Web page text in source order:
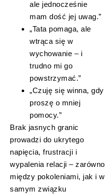
ale jednocześnie
mam dość jej uwag.”
„Tata pomaga, ale
wtrąca się w
wychowanie – i
trudno mi go
powstrzymać.”
„Czuję się winna, gdy
proszę o mniej
pomocy.”
Brak jasnych granic
prowadzi do ukrytego
napięcia, frustracji i
wypalenia relacji – zarówno
między pokoleniami, jak i w
samym związku